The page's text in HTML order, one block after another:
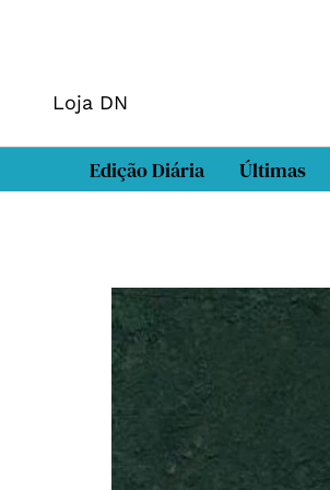
Loja DN
Edição Diária Últimas